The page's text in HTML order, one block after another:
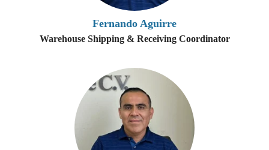
Fernando Aguirre
Warehouse Shipping & Receiving Coordinator